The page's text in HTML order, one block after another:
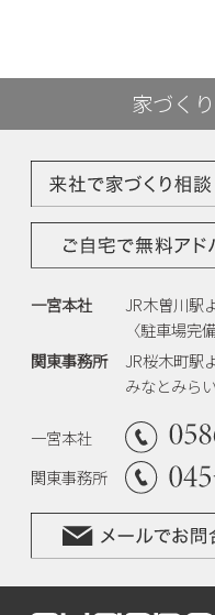
家づく
一宮本社
JR木曽川駅
〈駐車場完備
関東事務所
JR桜木町駅
みなとみら
一宮本社
関東事務所